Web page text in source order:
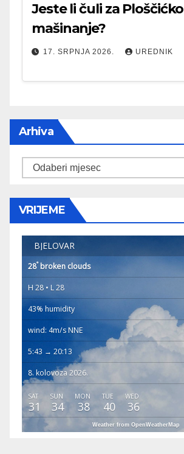
Jeste li čuli za Ploščićko
mašinanje?
17. SRPNJA 2026. UREDNIK
Arhiva
Arhiva
VRIJEME
BJELOVAR
28°broken clouds
H 28 • L 28
43% humidity
wind: 4m/s NNE
5:43 → 20:13
8. kolovoza 2026.
SAT
31
SUN
34
MON
38
TUE
40
WED
36
Weather from OpenWeatherMap